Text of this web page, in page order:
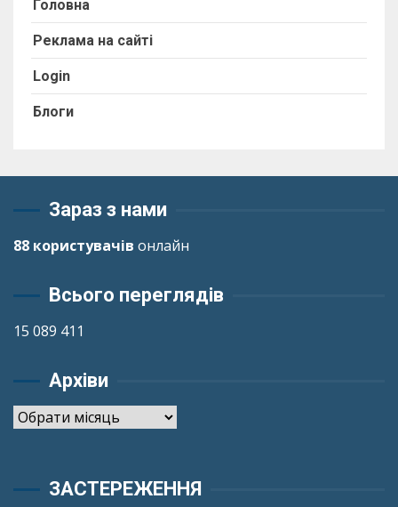
Головна
Реклама на сайті
Login
Блоги
Зараз з нами
88 користувачів онлайн
Всього переглядів
15 089 411
Архіви
Архіви
ЗАСТЕРЕЖЕННЯ